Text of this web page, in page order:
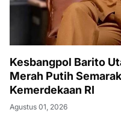
Kesbangpol Barito
Merah Putih
Kemerdekaan RI
Agustus 01, 2026